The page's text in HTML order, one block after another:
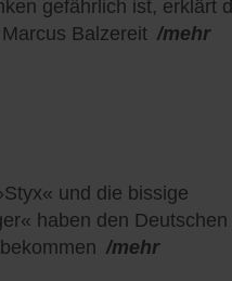
gefährlich ist, erklärt
Balzereit /mehr
und die bissige
haben den Deutschen
/mehr